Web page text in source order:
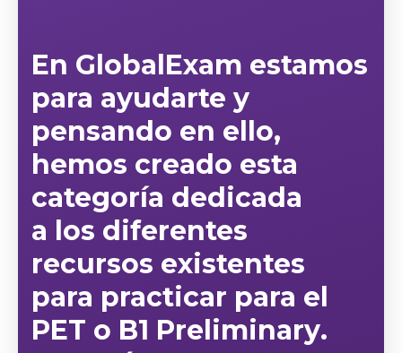
En GlobalExam estamos
para ayudarte y
pensando en ello,
hemos creado esta
categoría dedicada
a los diferentes
recursos existentes
para practicar para el
PET o B1 Preliminary.